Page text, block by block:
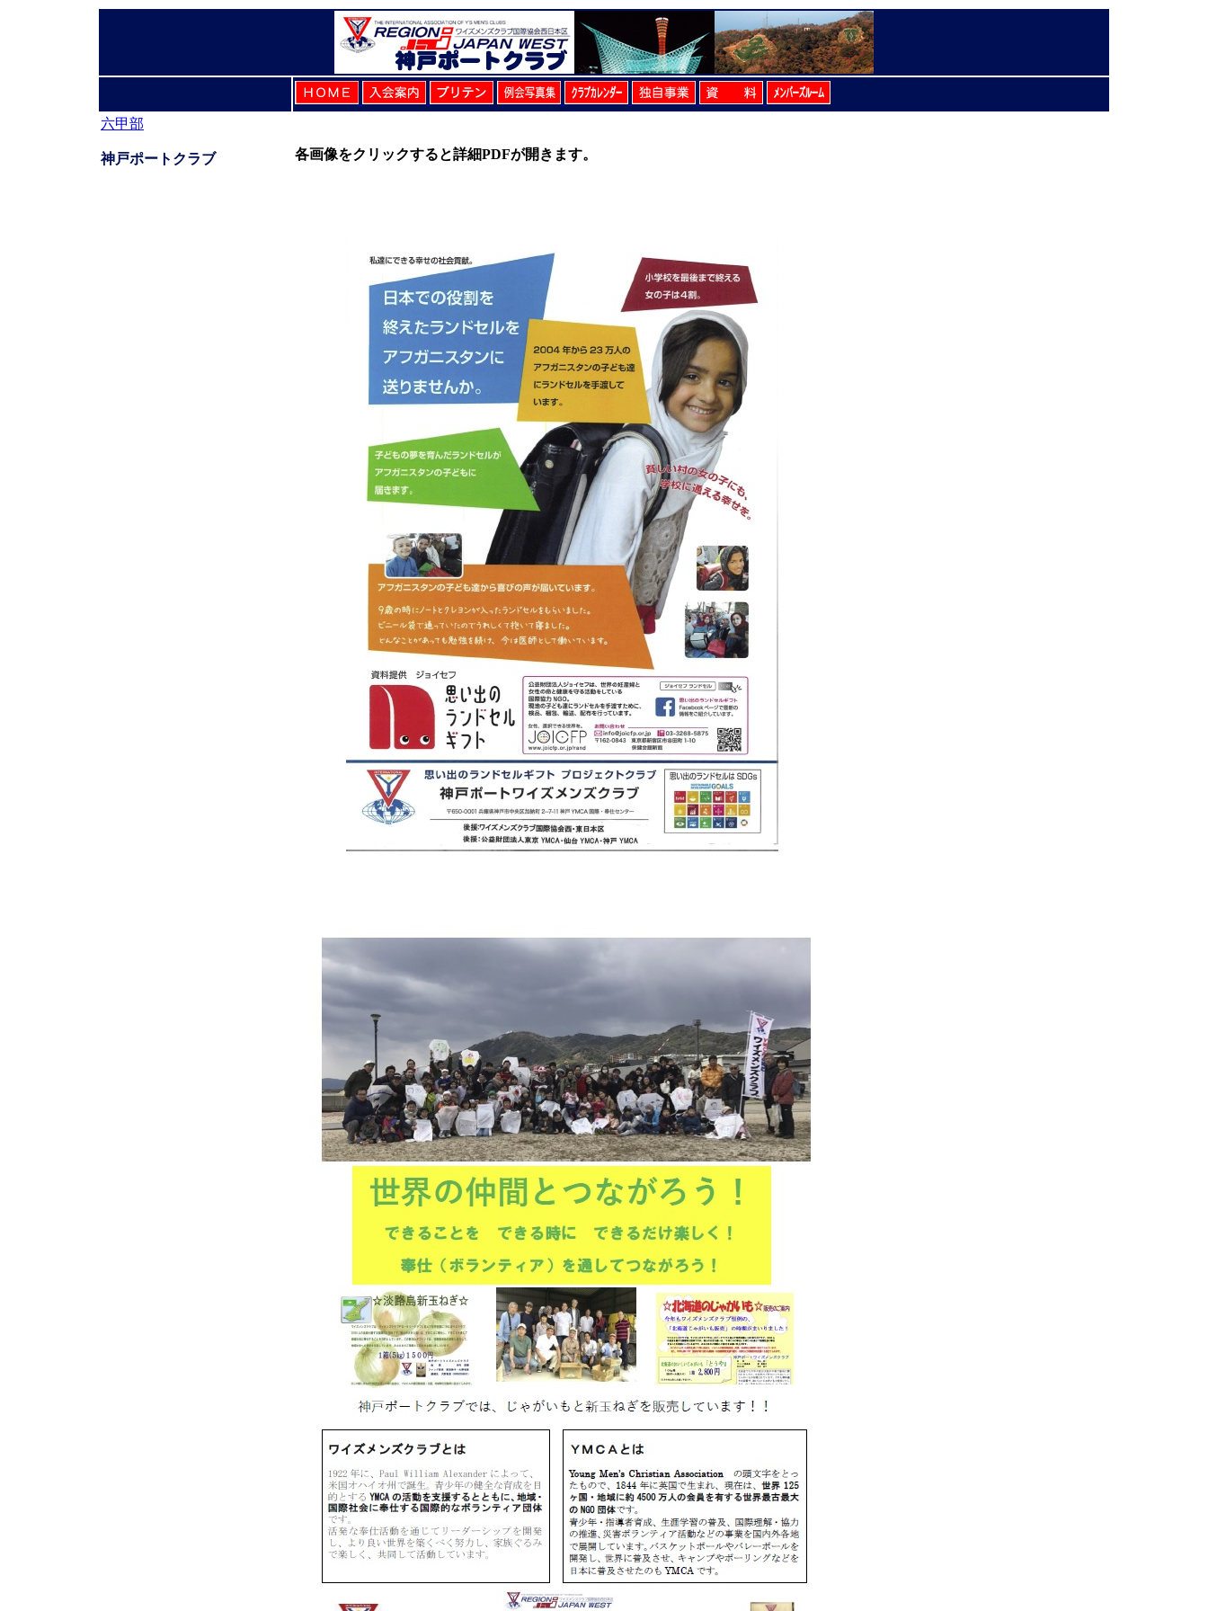
六甲部
神戸ポートクラブ 各画像をクリックすると詳細PDFが開きます。